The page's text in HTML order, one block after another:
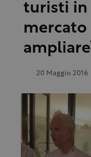
turisti in
mercato
20 Maggio 2016